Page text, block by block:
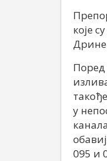
које
Дрине
Поред
у
095 и